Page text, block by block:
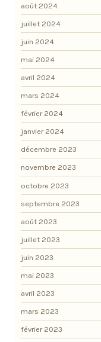
août 2024
juillet 2024
juin 2024
mai 2024
avril 2024
mars 2024
février 2024
janvier 2024
décembre 2023
novembre 2023
octobre 2023
septembre 2023
août 2023
juillet 2023
juin 2023
mai 2023
avril 2023
mars 2023
février 2023